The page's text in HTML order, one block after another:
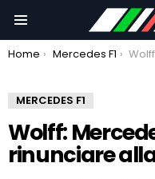
You are here:
Home Mercedes F1 Wolff:
MERCEDES F1
Wolff:
rinunciare alla